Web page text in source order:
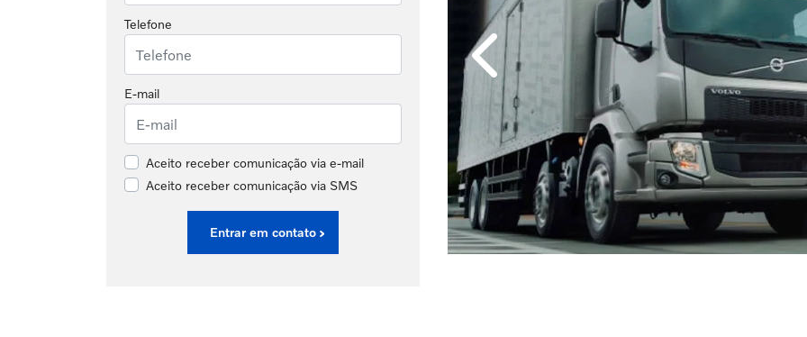
Telefone
E-mail
Aceito receber comunicação via e-mail
Aceito receber comunicação via SMS
Entrar em contato
Anterior